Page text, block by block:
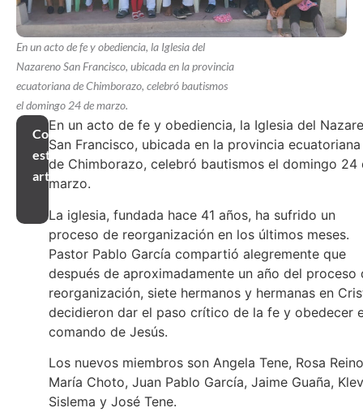
En un acto de fe y obediencia, la Iglesia del
Nazareno San Francisco, ubicada en la provincia
ecuatoriana de Chimborazo, celebró bautismos
el domingo 24 de marzo.
Compartir
este
artículo
En un acto de fe y obediencia, la Iglesia del
San Francisco, ubicada en la provincia ecuatoriana
de Chimborazo, celebró bautismos el domingo 24
marzo.
La iglesia, fundada hace 41 años, ha sufrido un
proceso de reorganización en los últimos meses.
Pastor Pablo García compartió alegremente que
después de aproximadamente un año del proceso
reorganización, siete hermanos y hermanas en
decidieron dar el paso crítico de la fe y obedecer
comando de Jesús.
Los nuevos miembros son Angela Tene, Rosa
María Choto, Juan Pablo García, Jaime Guaña,
Sislema y José Tene.